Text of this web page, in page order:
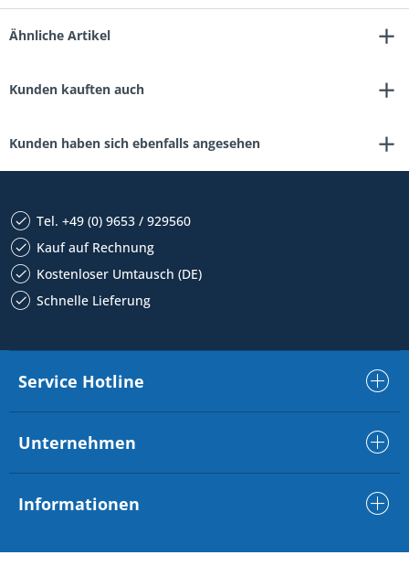
Ähnliche Artikel
Kunden kauften auch
Kunden haben sich ebenfalls angesehen
Tel. +49 (0) 9653 / 929560
Kauf auf Rechnung
Kostenloser Umtausch (DE)
Schnelle Lieferung
Service Hotline
Unternehmen
Informationen